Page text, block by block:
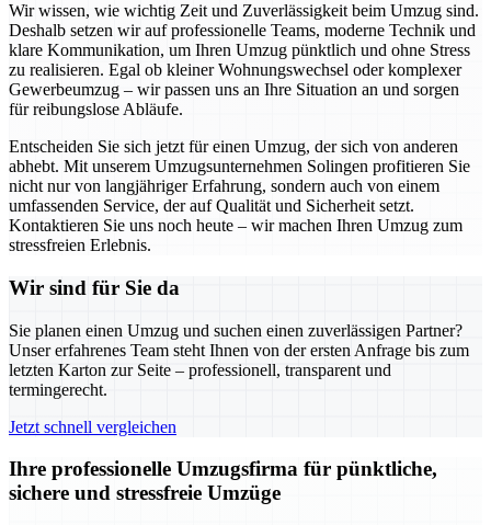
Wir wissen, wie wichtig Zeit und Zuverlässigkeit beim Umzug sind.
Deshalb setzen wir auf professionelle Teams, moderne Technik und
klare Kommunikation, um Ihren Umzug pünktlich und ohne Stress
zu realisieren. Egal ob kleiner Wohnungswechsel oder komplexer
Gewerbeumzug – wir passen uns an Ihre Situation an und sorgen
für reibungslose Abläufe.
Entscheiden Sie sich jetzt für einen Umzug, der sich von anderen
abhebt. Mit unserem Umzugsunternehmen Solingen profitieren Sie
nicht nur von langjähriger Erfahrung, sondern auch von einem
umfassenden Service, der auf Qualität und Sicherheit setzt.
Kontaktieren Sie uns noch heute – wir machen Ihren Umzug zum
stressfreien Erlebnis.
Wir sind für Sie da
Sie planen einen Umzug und suchen einen zuverlässigen Partner?
Unser erfahrenes Team steht Ihnen von der ersten Anfrage bis zum
letzten Karton zur Seite – professionell, transparent und
termingerecht.
Jetzt schnell vergleichen
Ihre professionelle Umzugsfirma für pünktliche,
sichere und stressfreie Umzüge